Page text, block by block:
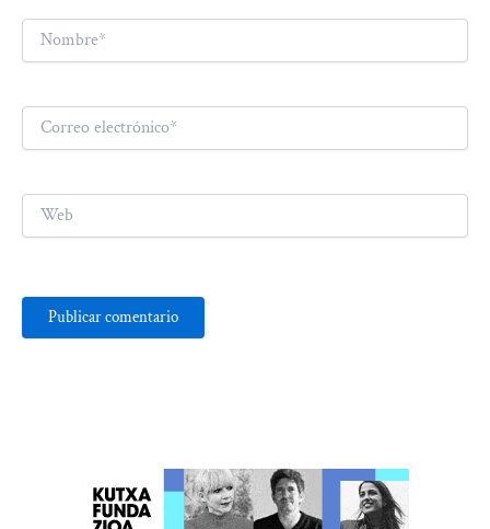
Nombre*
Correo
electrónico*
Web